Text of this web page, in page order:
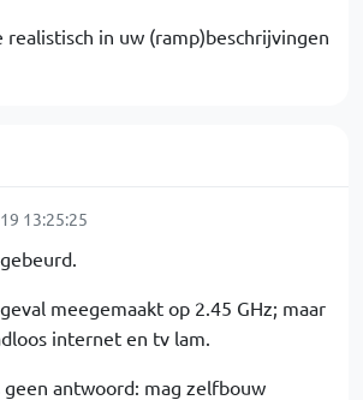
realistisch in uw (ramp)beschrijvingen
13:25:25
meegemaakt op 2.45 GHz; maar
internet en tv lam.
geen antwoord: mag zelfbouw